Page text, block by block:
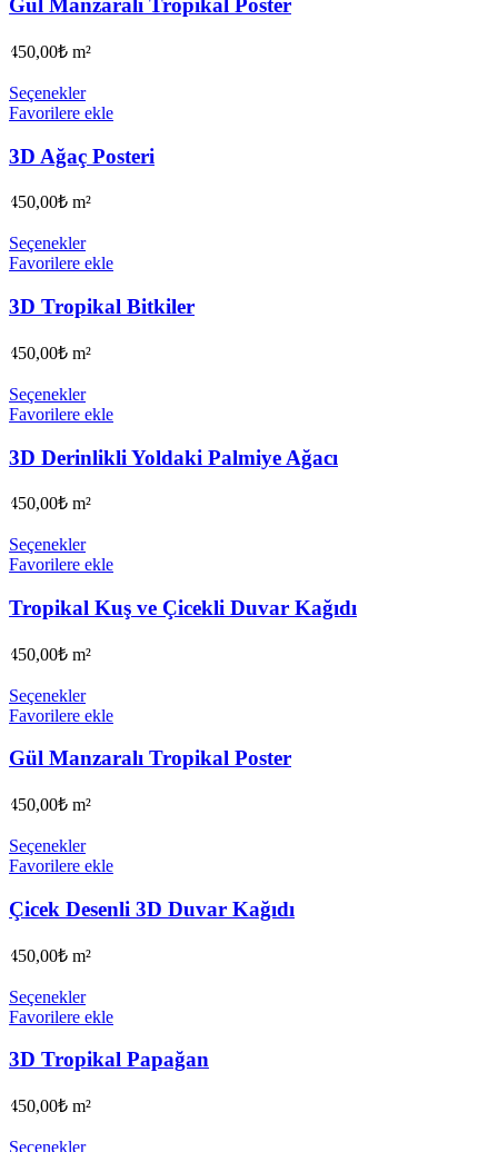
Gül Manzaralı Tropikal Poster
450,00₺ m²
Seçenekler
Favorilere ekle
3D Ağaç Posteri
450,00₺ m²
Seçenekler
Favorilere ekle
3D Tropikal Bitkiler
450,00₺ m²
Seçenekler
Favorilere ekle
3D Derinlikli Yoldaki Palmiye Ağacı
450,00₺ m²
Seçenekler
Favorilere ekle
Tropikal Kuş ve Çicekli Duvar Kağıdı
450,00₺ m²
Seçenekler
Favorilere ekle
Gül Manzaralı Tropikal Poster
450,00₺ m²
Seçenekler
Favorilere ekle
Çicek Desenli 3D Duvar Kağıdı
450,00₺ m²
Seçenekler
Favorilere ekle
3D Tropikal Papağan
450,00₺ m²
Seçenekler